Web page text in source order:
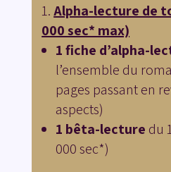
Alpha-lecture de
000 sec* max)
1fiche d’alpha-
l’ensemble du
pages passant en
aspects)
1 bêta-lecture du
000 sec*)